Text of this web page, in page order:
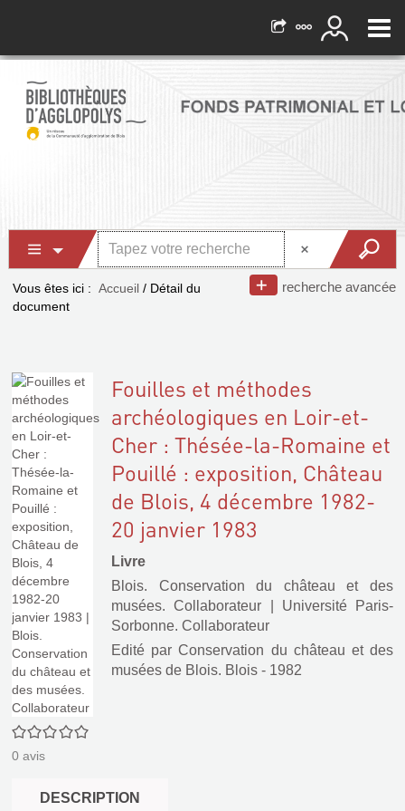
recherche avancée
Vous êtes ici : Accueil / Détail du
document
0/5
0 avis
Fouilles et méthodes
archéologiques en Loir-et-
Cher : Thésée-la-Romaine et
Pouillé : exposition, Château
de Blois, 4 décembre 1982-
20 janvier 1983
Livre
Blois. Conservation du château et des
musées. Collaborateur
Université Paris-
Sorbonne. Collaborateur
Edité parConservation du château et des
musées de Blois. Blois - 1982
DESCRIPTION